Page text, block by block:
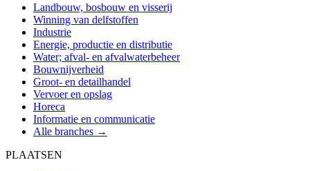
Landbouw, bosbouw en visserij
Winning van delfstoffen
Industrie
Energie, productie en distributie
Water; afval- en afvalwaterbeheer
Bouwnijverheid
Groot- en detailhandel
Vervoer en opslag
Horeca
Informatie en communicatie
Alle branches →
PLAATSEN